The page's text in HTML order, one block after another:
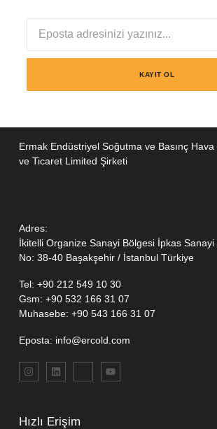
KAYIT OL
Ermak Endüstriyel Soğutma ve Basınç
ve Ticaret Limited Şirketi
Adres:
İkitelli Organize Sanayi Bölgesi İpkas Sanayi
No: 38-40 Başakşehir / İstanbul Türkiye
Tel: +90 212 549 10 30
Gsm: +90 532 166 31 07
Muhasebe: +90 543 166 31 07
Eposta: info@ercold.com
Hızlı Erişim